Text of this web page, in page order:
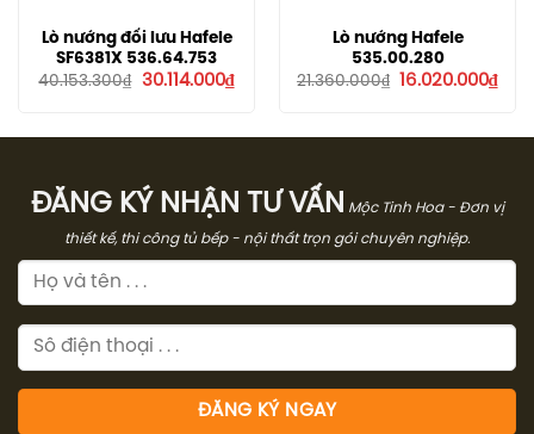
Lò nướng đối lưu Hafele
SF6381X 536.64.753
40.153.300₫
Giá
30.114.000₫Giá
hiện
30.114.000₫.
Lò nướng Hafele
535.00.280
21.360.000₫ Giá
16.020.000₫Giá
hiện
ĐĂNG KÝ NHẬN TƯ VẤN
Mộc Tinh Hoa - Đơn vị
thiết kế, thi công tủ bếp - nội thất trọn gói chuyên nghiệp.